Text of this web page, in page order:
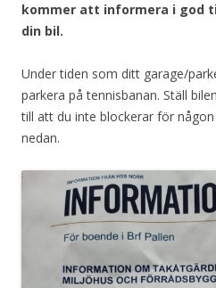
kommer att informera i god
din bil.
Under tiden som ditt garage/
parkera på tennisbanan. Ställ
till att du inte blockerar för
nedan.